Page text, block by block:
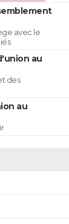
avec le
au
des
au